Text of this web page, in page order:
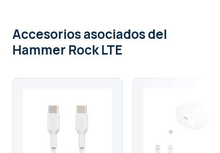
Accesorios asociadosdel
Hammer Rock LTE